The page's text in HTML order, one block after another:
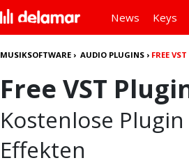
News Keys
MUSIKSOFTWARE ›AUDIO PLUGINS › FREE
Free VST
Kostenlose
Effekten